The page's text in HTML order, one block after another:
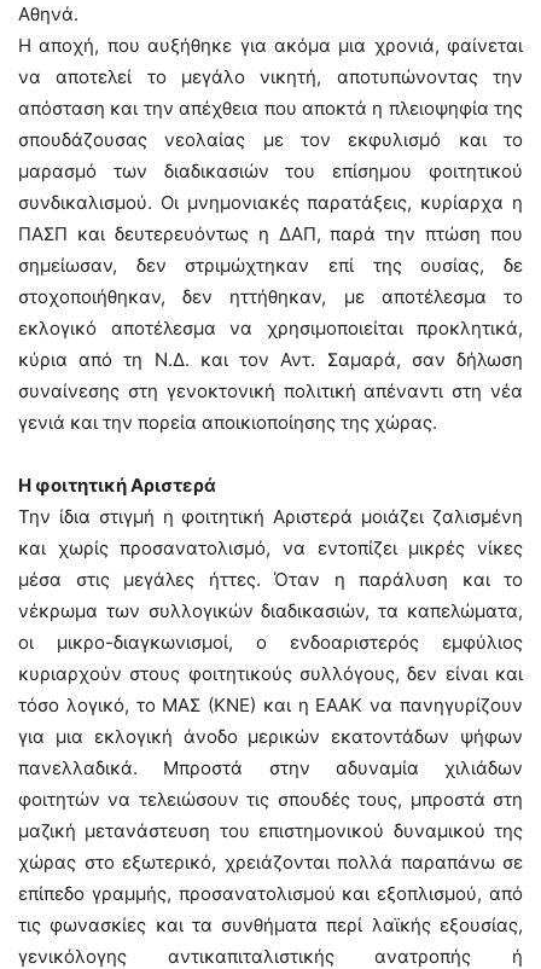
Αθηνά.
Η αποχή, που αυξήθηκε για ακόμα μια χρονιά, φαίνεται
να αποτελεί το μεγάλο νικητή, αποτυπώνοντας την
απόσταση και την απέχθεια που αποκτά η πλειοψηφία της
σπουδάζουσας νεολαίας με τον εκφυλισμό και το
μαρασμό των διαδικασιών του επίσημου φοιτητικού
συνδικαλισμού. Οι μνημονιακές παρατάξεις, κυρίαρχα η
ΠΑΣΠ και δευτερευόντως η ΔΑΠ, παρά την πτώση που
σημείωσαν, δεν στριμώχτηκαν επί της ουσίας, δε
στοχοποιήθηκαν, δεν ηττήθηκαν, με αποτέλεσμα το
εκλογικό αποτέλεσμα να χρησιμοποιείται προκλητικά,
κύρια από τη Ν.Δ. και τον Αντ. Σαμαρά, σαν δήλωση
συναίνεσης στη γενοκτονική πολιτική απέναντι στη νέα
γενιά και την πορεία αποικιοποίησης της χώρας.
Η φοιτητική Αριστερά
Την ίδια στιγμή η φοιτητική Αριστερά μοιάζει ζαλισμένη
και χωρίς προσανατολισμό, να εντοπίζει μικρές νίκες
μέσα στις μεγάλες ήττες. Όταν η παράλυση και το
νέκρωμα των συλλογικών διαδικασιών, τα καπελώματα,
οι μικρο-διαγκωνισμοί, ο ενδοαριστερός εμφύλιος
κυριαρχούν στους φοιτητικούς συλλόγους, δεν είναι και
τόσο λογικό, το ΜΑΣ (ΚΝΕ) και η ΕΑΑΚ να πανηγυρίζουν
για μια εκλογική άνοδο μερικών εκατοντάδων ψήφων
πανελλαδικά. Μπροστά στην αδυναμία χιλιάδων
φοιτητών να τελειώσουν τις σπουδές τους, μπροστά στη
μαζική μετανάστευση του επιστημονικού δυναμικού της
χώρας στο εξωτερικό, χρειάζονται πολλά παραπάνω σε
επίπεδο γραμμής, προσανατολισμού και εξοπλισμού, από
τις φωνασκίες και τα συνθήματα περί λαϊκής εξουσίας,
γενικόλογης αντικαπιταλιστικής ανατροπής ή